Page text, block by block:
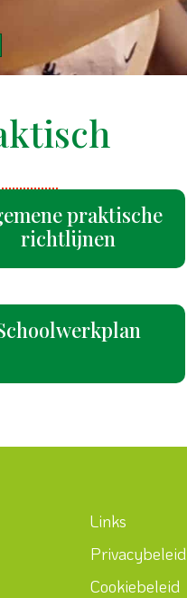
praktische
richtlijnen
Links
Privacybeleid
Cookiebeleid